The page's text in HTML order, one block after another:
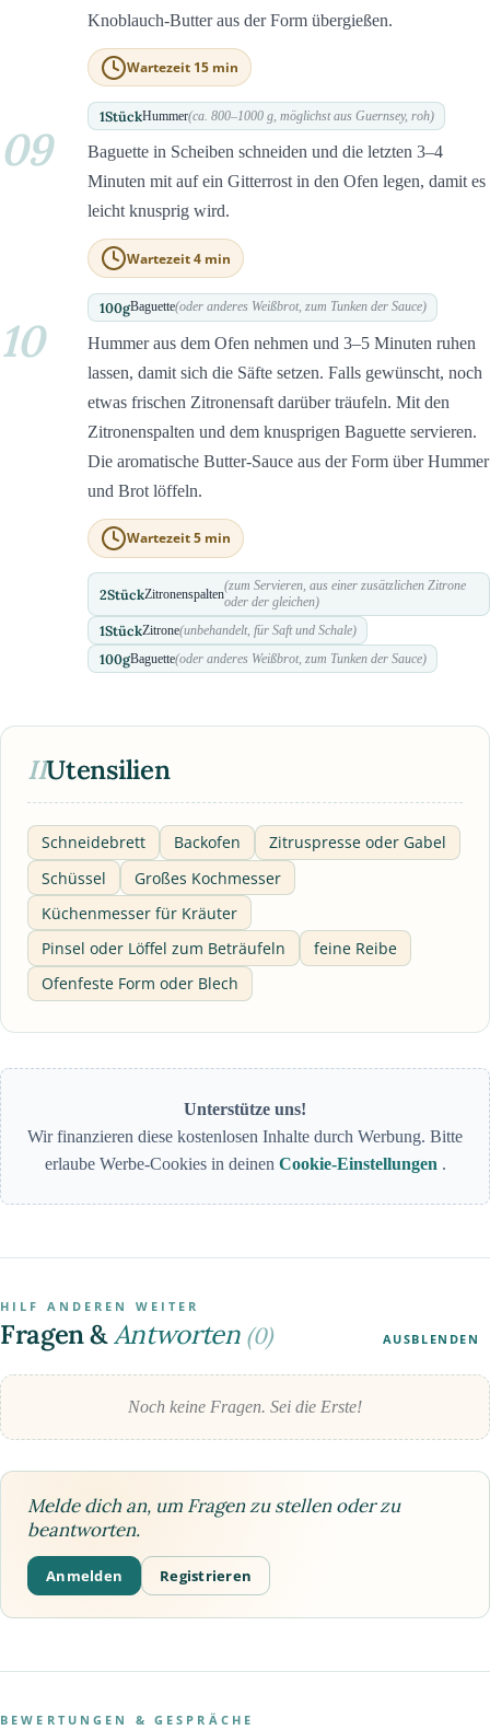
Knoblauch-Butter aus der Form übergießen.
Wartezeit 15 min
1StückHummer(ca. 800–1000 g, möglichst aus Guernsey, roh)
09
Baguette in Scheiben schneiden und die letzten 3–4
Minuten mit auf ein Gitterrost in den Ofen legen, damit es
leicht knusprig wird.
Wartezeit 4 min
100gBaguette(oder anderes Weißbrot, zum Tunken der Sauce)
10
Hummer aus dem Ofen nehmen und 3–5 Minuten ruhen
lassen, damit sich die Säfte setzen. Falls gewünscht, noch
etwas frischen Zitronensaft darüber träufeln. Mit den
Zitronenspalten und dem knusprigen Baguette servieren.
Die aromatische Butter-Sauce aus der Form über Hummer
und Brot löffeln.
Wartezeit 5 min
2StückZitronenspalten
(zum Servieren, aus einer zusätzlichen Zitrone
oder der gleichen)
1StückZitrone(unbehandelt, für Saft und Schale)
100gBaguette(oder anderes Weißbrot, zum Tunken der Sauce)
IIUtensilien
Schneidebrett Backofen
Zitruspresse oder Gabel
Schüssel
Großes Kochmesser
Küchenmesser für Kräuter
Pinsel oder Löffel zum Beträufeln
feine Reibe
Ofenfeste Form oder Blech
Unterstütze uns!
Wir finanzieren diese kostenlosen Inhalte durch Werbung. Bitte
erlaube Werbe-Cookies in deinen Cookie-Einstellungen .
HILF ANDEREN WEITER
Fragen &Antworten (0) AUSBLENDEN
Noch keine Fragen. Sei die Erste!
Melde dich an, um Fragen zu stellen oder zu
beantworten.
Anmelden Registrieren
BEWERTUNGEN & GESPRÄCHE